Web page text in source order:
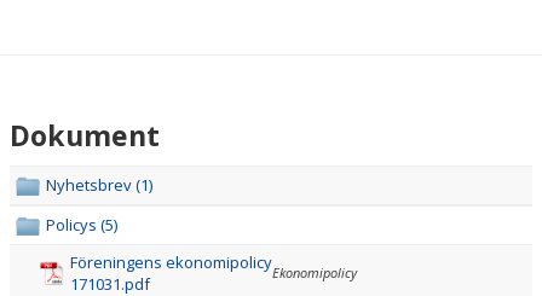
PARTNERS
Dokument
Nyhetsbrev (1)
Policys (5)
Föreningens ekonomipolicy
171031.pdf
Ekonomipolicy